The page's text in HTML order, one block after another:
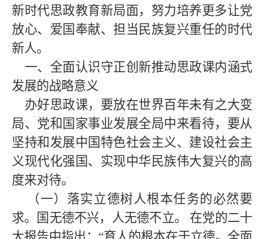
新时代思政教育新局面，努力培养更多让党
放心、爱国奉献、担当民族复兴重任的时代
新人。
一、全面认识守正创新推动思政课内涵式
发展的战略意义
办好思政课，要放在世界百年未有之大变
局、党和国家事业发展全局中来看待，要从
坚持和发展中国特色社会主义、建设社会主
义现代化强国、实现中华民族伟大复兴的高
度来对待。
（一）落实立德树人根本任务的必然要
求。国无德不兴，人无德不立。
在党的二十